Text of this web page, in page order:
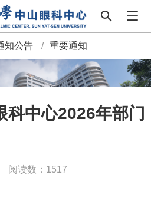
知公告 / 重要通知
科中心2026年部门
阅读数： 1517